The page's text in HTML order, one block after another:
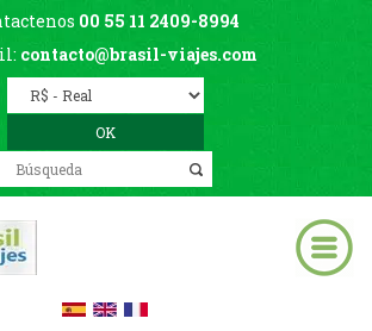
00 55 11 2409-8994
contacto@brasil-viajes.com